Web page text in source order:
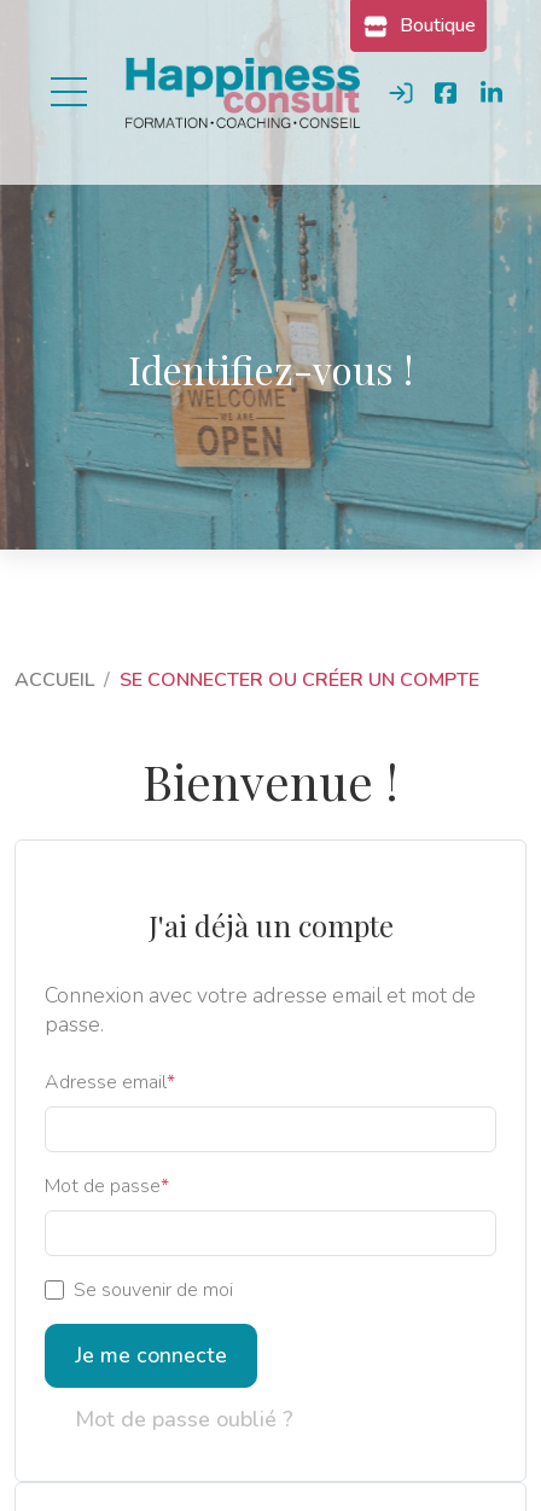
Boutique
Se connecter
Identifiez-vous !
ACCUEIL SE CONNECTER OU CRÉER UN COMPTE
Bienvenue !
J'ai déjà un compte
Connexion avec votre adresse email et mot de
passe.
Adresse email
Mot de passe
Se souvenir de moi
Je me connecte
Mot de passe oublié ?